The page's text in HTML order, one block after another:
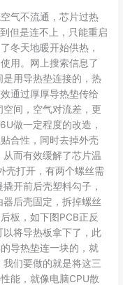
气不流通，芯片过热
但是连不上，只能重启
冬天地暖开始供热，
用。网上搜索信息了
用导热垫连接的，热
通过厚厚导热垫传给
间，空气对流差，更
做一定程度的改造，
合性，同时去掉外壳
而有效缓解了芯片温
壳打开，有两个螺丝需
开前后壳塑料勾子，
后壳固定，拆掉螺丝
板，如下图PCB正反
将导热板拿下了，此
导热垫连一块的，就
们要做的就是将这三
能，就像电脑CPU散